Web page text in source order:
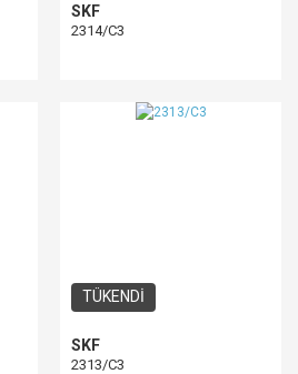
SKF
2314/C3
TÜKENDİ
SKF
2313/C3